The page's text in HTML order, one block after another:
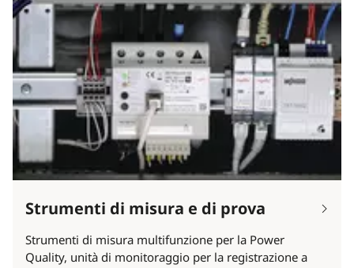
Strumenti di misura e di prova
Strumenti di misura multifunzione per la Power
Quality, unità di monitoraggio per la registrazione a